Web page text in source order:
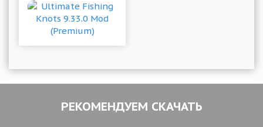
РЕКОМЕНДУЕМ СКАЧАТЬ